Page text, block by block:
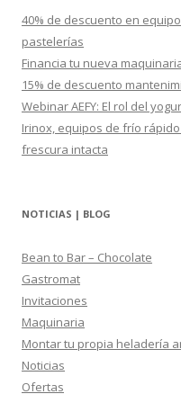
r
40% de descuento en
pastelerías
Financia tu nueva
15% de descuento
Webinar AEFY: El rol del
Irinox, equipos de frío
frescura intacta
NOTICIAS | BLOG
Bean to Bar – Chocolate
Gastromat
Invitaciones
Maquinaria
Montar tu propia heladería
Noticias
Ofertas